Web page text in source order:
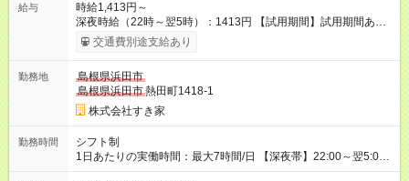
給与
時給1,413円～
深夜時給（22時～翌5時）：1413円 【試用期間】試用期間あり
試用期間の長さ：1ヶ月 雇用形態、給与は本採用時と同じです。
試用期間の実態は30日（※条件変更なし）ですが、切り上げで
同時給）
交通費別途支給あり
勤務地
島根県浜田市
島根県浜田市熱田町1418-1
株式会社すき家
勤務時間
シフト制
1日あたりの実働時間：最大7時間/日 【深夜帯】22:00～翌5:00
週2日～・1日2h～OK◎ ※22:00から翌5:00までは18歳以上の方